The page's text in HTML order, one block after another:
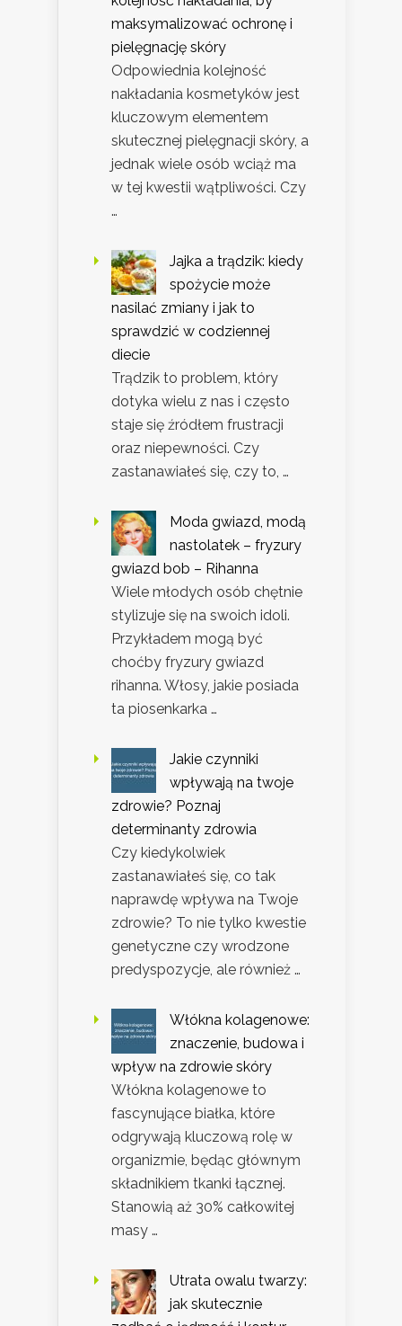
maksymalizować ochronę i
pielęgnację skóry
Odpowiednia kolejność
nakładania kosmetyków jest
kluczowym elementem
skutecznej pielęgnacji skóry, a
jednak wiele osób wciąż ma
w tej kwestii wątpliwości. Czy
…
Jajka a trądzik: kiedy
spożycie może
nasilać zmiany i jak to
sprawdzić w codziennej
diecie
Trądzik to problem, który
dotyka wielu z nas i często
staje się źródłem frustracji
oraz niepewności. Czy
zastanawiałeś się, czy to, …
Moda gwiazd, modą
nastolatek – fryzury
gwiazd bob – Rihanna
Wiele młodych osób chętnie
stylizuje się na swoich idoli.
Przykładem mogą być
choćby fryzury gwiazd
rihanna. Włosy, jakie posiada
ta piosenkarka …
Jakie czynniki
wpływają na twoje
zdrowie? Poznaj
determinanty zdrowia
Czy kiedykolwiek
zastanawiałeś się, co tak
naprawdę wpływa na Twoje
zdrowie? To nie tylko kwestie
genetyczne czy wrodzone
predyspozycje, ale również …
Włókna kolagenowe:
znaczenie, budowa i
wpływ na zdrowie skóry
Włókna kolagenowe to
fascynujące białka, które
odgrywają kluczową rolę w
organizmie, będąc głównym
składnikiem tkanki łącznej.
Stanowią aż 30% całkowitej
masy …
Utrata owalu twarzy:
jak skutecznie